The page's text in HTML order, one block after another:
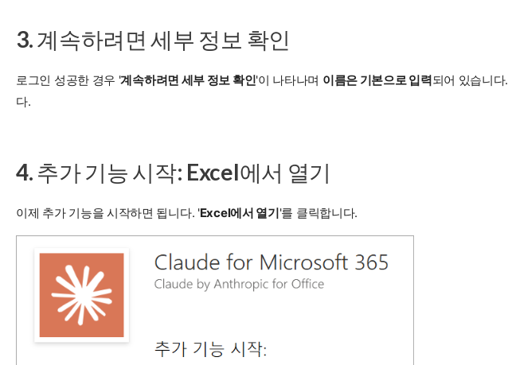
3. 계속하려면 세부 정보 확인
로그인 성공한 경우 '계속하려면 세부 정보 확인'이 나타나며 이름은 기본으로 입력되어 있습니다.
다.
4. 추가 기능 시작: Excel에서 열기
이제 추가 기능을 시작하면 됩니다. 'Excel에서 열기'를 클릭합니다.